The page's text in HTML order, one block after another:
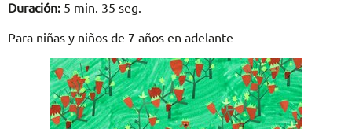
Duración: 5 min. 35 seg.
Para niñas y niños de 7 años en adelante